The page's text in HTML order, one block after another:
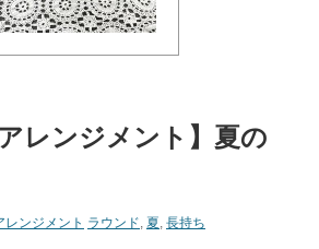
レンジメント】夏の
レンジメント ラウンド, 夏, 長持ち